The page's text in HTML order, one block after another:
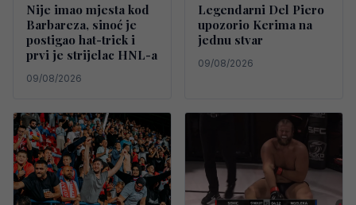
Nije imao mjesta kod
Barbareza, sinoć je
postigao hat-trick i
prvi je strijelac HNL-a
09/08/2026
Legendarni Del Piero
upozorio Kerima na
jednu stvar
09/08/2026